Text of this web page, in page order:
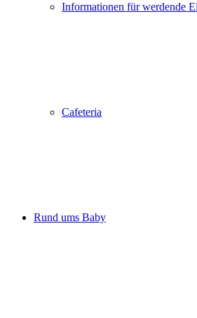
Informationen für werdende
Cafeteria
Rund ums Baby